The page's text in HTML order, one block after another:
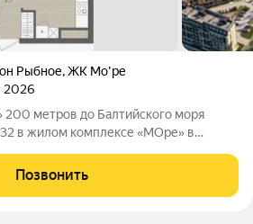
Рыбное,ЖК Мо'ре
2026
в жилом комплексе «МОре» в
Позвонить